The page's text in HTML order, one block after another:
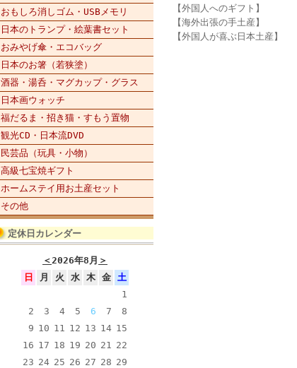
おもしろ消しゴム・USBメモリ
日本のトランプ・絵葉書セット
おみやげ傘・エコバッグ
日本のお箸（若狭塗）
酒器・湯呑・マグカップ・グラス
日本画ウォッチ
福だるま・招き猫・すもう置物
観光CD・日本流DVD
民芸品（玩具・小物）
高級七宝焼ギフト
ホームステイ用お土産セット
その他
定休日カレンダー
＜2026年8月 ＞
日
月 火 水 木 金
土
1
2
3 4 5 6 7
8
9 10 11 12 13 14 15
16 17 18 19 20 21 22
23 24 25 26 27 28 29
【外国人へのギフト】
【海外出張の手土産】
【外国人が喜ぶ日本土産】